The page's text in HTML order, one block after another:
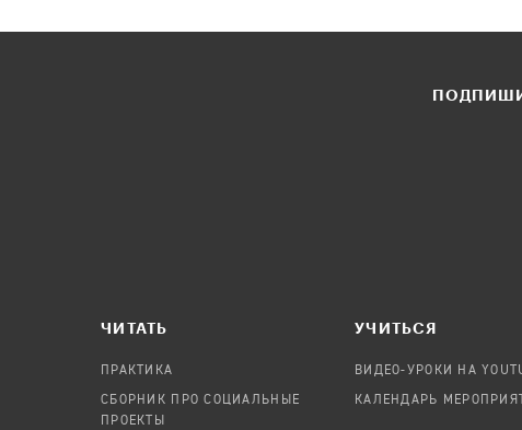
ЧИТАТЬ
ПРАКТИКА
СБОРНИК ПРО СОЦИАЛЬНЫЕ
ПРОЕКТЫ
УЧИТЬСЯ
ВИДЕО-УРОКИ НА
КАЛЕНДАРЬ